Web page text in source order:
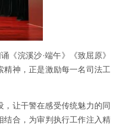
《浣溪沙·端午》《致屈原》
精神，正是激励每一名司法工
让干警在感受传统魅力的同
结合，为审判执行工作注入精